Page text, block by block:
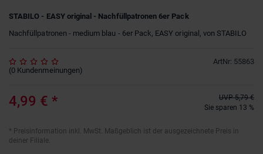
STABILO - EASY original - Nachfüllpatronen 6er Pack
Nachfüllpatronen - medium blau - 6er Pack, EASY original, von STABILO
ArtNr: 55863
(0 Kundenmeinungen)
4,99 € * UVP 5,79 €
Sie sparen 13 %
* Preisinformation inkl. MwSt. Maßgeblich ist der ausgezeichnete Preis in
deiner Filiale.